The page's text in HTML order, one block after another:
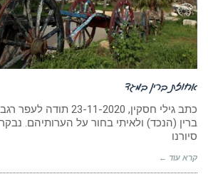
אחוזת ברין במגד
כתב גילי חסקין, 23-11-
ברין (הנכד) ולאיתי בחור על הערותיהם.
סיורנו
קרא עוד ←